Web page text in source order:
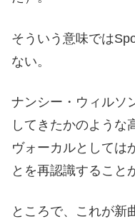
そういう意味では
ない。
ナンシー・ウィルソ
してきたかのような
ヴォーカルとしては
とを再認識すること
ところで、これが新